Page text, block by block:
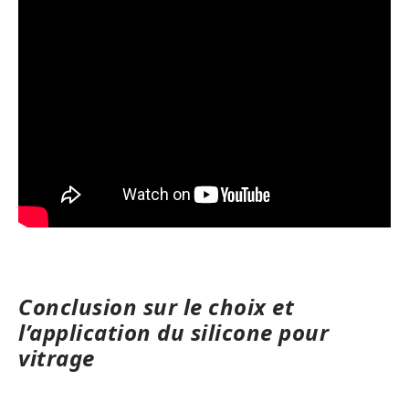
Conclusion sur le choix et
l’application du silicone pour
vitrage